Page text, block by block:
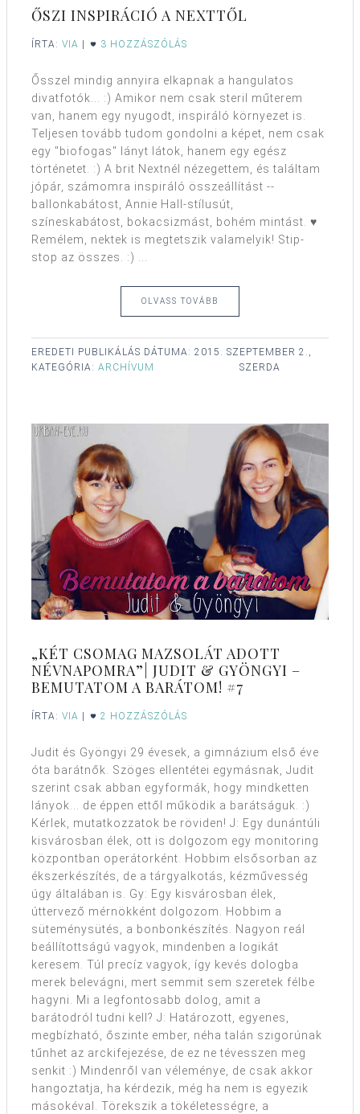
ŐSZI INSPIRÁCIÓ A NEXTTŐL
ÍRTA: VIA 3 HOZZÁSZÓLÁS
Ősszel mindig annyira elkapnak a hangulatos
divatfotók... :) Amikor nem csak steril műterem
van, hanem egy nyugodt, inspiráló környezet is.
Teljesen tovább tudom gondolni a képet, nem csak
egy "biofogas" lányt látok, hanem egy egész
történetet. :) A brit Nextnél nézegettem, és találtam
jópár, számomra inspiráló összeállítást --
ballonkabátost, Annie Hall-stílusút,
színeskabátost, bokacsizmást, bohém mintást. ♥
Remélem, nektek is megtetszik valamelyik! Stip-
stop az összes. :) ...
OLVASS TOVÁBB
EREDETI PUBLIKÁLÁS DÁTUMA: 2015. SZEPTEMBER 2.,
SZERDA
KATEGÓRIA: ARCHÍVUM
„KÉT CSOMAG MAZSOLÁT ADOTT
NÉVNAPOMRA”| JUDIT & GYÖNGYI –
BEMUTATOM A BARÁTOM! #7
ÍRTA: VIA | 2 HOZZÁSZÓLÁS
Judit és Gyöngyi 29 évesek, a gimnázium első éve
óta barátnők. Szöges ellentétei egymásnak, Judit
szerint csak abban egyformák, hogy mindketten
lányok... de éppen ettől működik a barátságuk. :)
Kérlek, mutatkozzatok be röviden! J: Egy dunántúli
kisvárosban élek, ott is dolgozom egy monitoring
központban operátorként. Hobbim elsősorban az
ékszerkészítés, de a tárgyalkotás, kézművesség
úgy általában is. Gy: Egy kisvárosban élek,
úttervező mérnökként dolgozom. Hobbim a
süteménysütés, a bonbonkészítés. Nagyon reál
beállítottságú vagyok, mindenben a logikát
keresem. Túl precíz vagyok, így kevés dologba
merek belevágni, mert semmit sem szeretek félbe
hagyni. Mi a legfontosabb dolog, amit a
barátodról tudni kell? J: Határozott, egyenes,
megbízható, őszinte ember, néha talán szigorúnak
tűnhet az arckifejezése, de ez ne tévesszen meg
senkit :) Mindenről van véleménye, de csak akkor
hangoztatja, ha kérdezik, még ha nem is egyezik
másokéval. Törekszik a tökéletességre, a